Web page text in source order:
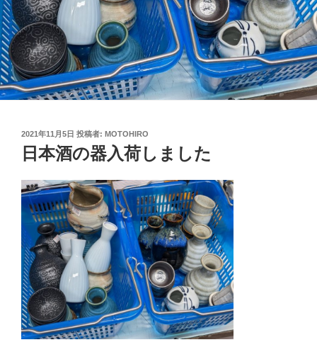
投
稿
日:
2021年11月5日 投稿者: MOTOHIRO
日本酒の器入荷しました